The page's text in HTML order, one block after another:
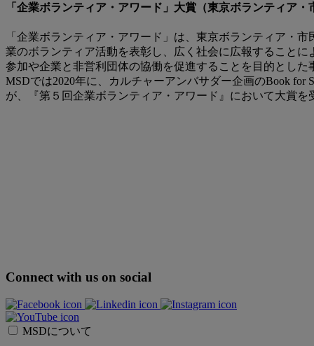
「企業ボランティア・アワード」大賞（東京ボランティア
「企業ボランティア・アワード」は、東京ボランティア・
業のボランティア活動を表彰し、広く社会に広報すること
参加や企業と非営利団体の協働を促進することを目的とした
MSDでは2020年に、カルチャーアンバサダー企画のBook for
が、『第５回企業ボランティア・アワード』において大賞を
Connect with us on social
MSDについて